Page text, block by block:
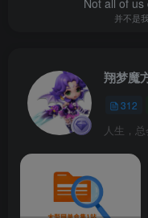
动态变化的世界。
因素，在污染加剧、气
城市。
Not all of
并不是
翔梦魔
312
人生，